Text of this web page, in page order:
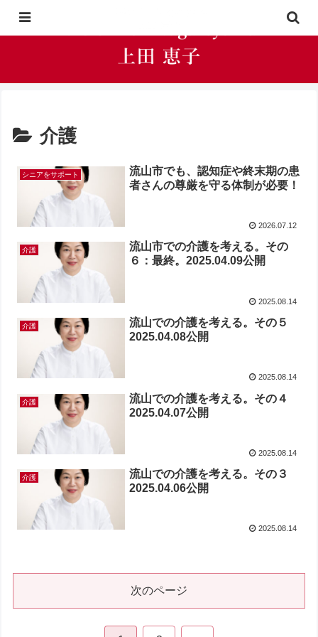
介護
シニアをサポート
流山市でも、認知症や終末期の患
者さんの尊厳を守る体制が必要！
2026.07.12
介護
流山市での介護を考える。その
６：最終。2025.04.09公開
2025.08.14
介護
流山での介護を考える。その５
2025.04.08公開
2025.08.14
介護
流山での介護を考える。その４
2025.04.07公開
2025.08.14
介護
流山での介護を考える。その３
2025.04.06公開
2025.08.14
次のページ